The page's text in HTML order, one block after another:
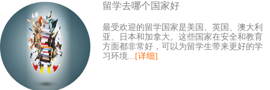
留学去哪个国家好
最受欢迎的留学国家是美国、英国、澳大利
亚、日本和加拿大。这些国家在安全和教育
方面都非常好，可以为留学生带来更好的学
习环境... [详细]